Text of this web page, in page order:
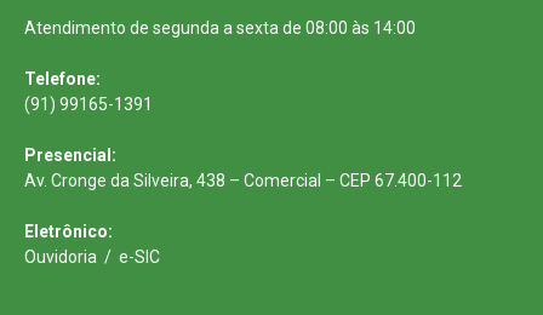
Atendimento de segunda a sexta de 08:00 às 14:00
Telefone:
(91) 99165-1391
Presencial:
Av. Cronge da Silveira, 438 – Comercial – CEP 67.400-112
Eletrônico:
Ouvidoria / e-SIC